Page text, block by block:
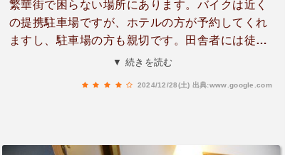
繁華街で困らない場所にあります。バイクは近く
の提携駐車場ですが、ホテルの方が予約してくれ
ますし、駐車場の方も親切です。田舎者には徒歩
数分でもしんどいですが、街の方には平気であろ
▼ 続きを読む
2024/12/28(土) 出典:www.google.com